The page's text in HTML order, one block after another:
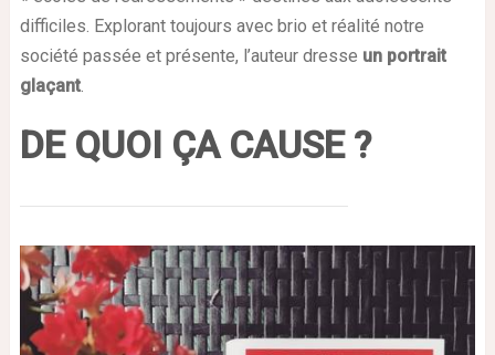
difficiles. Explorant toujours avec brio et réalité notre
société passée et présente, l’auteur dresse un portrait
glaçant.
DE QUOI ÇA CAUSE ?